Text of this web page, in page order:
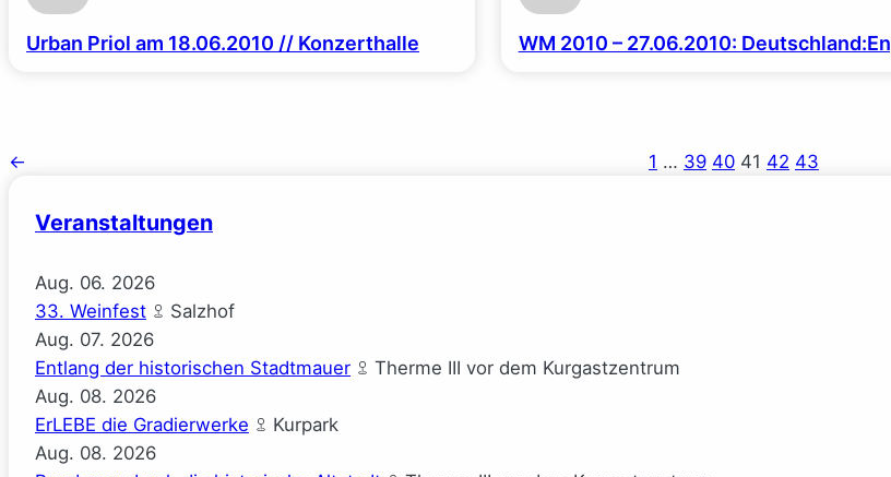
Urban Priol am 18.06.2010 // Konzerthalle WM 2010 – 27.06.2010:
← 1 … 39 40 41 42 43
Veranstaltungen
Aug. 06. 2026
33. Weinfest
Salzhof
Aug. 07. 2026
Entlang der historischen Stadtmauer
Therme III vor dem Kurgastzentrum
Aug. 08. 2026
ErLEBE die Gradierwerke
Kurpark
Aug. 08. 2026